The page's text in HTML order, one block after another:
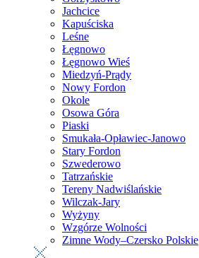
Jachcice
Kapuściska
Leśne
Łęgnowo
Łęgnowo Wieś
Miedzyń-Prądy
Nowy Fordon
Okole
Osowa Góra
Piaski
Smukała-Opławiec-Janowo
Stary Fordon
Szwederowo
Tatrzańskie
Tereny Nadwiślańskie
Wilczak-Jary
Wyżyny
Wzgórze Wolności
Zimne Wody–Czersko Polskie